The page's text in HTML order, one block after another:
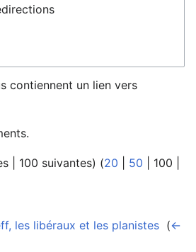
contiennent un lien vers
100 suivantes) (20 50 100
les libéraux et les planistes (←